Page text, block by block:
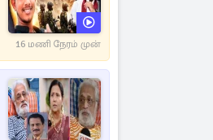
16 மணி நேரம் முன்